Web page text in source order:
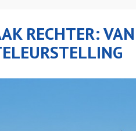
RECHTER: VAN